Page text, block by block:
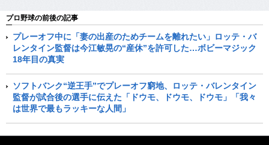
プロ野球の前後の記事
プレーオフ中に「妻の出産のためチームを離れたい」ロッテ・バ
レンタイン監督は今江敏晃の“産休”を許可した…ボビーマジック
18年目の真実
ソフトバンク“逆王手”でプレーオフ窮地、ロッテ・バレンタイン
監督が試合後の選手に伝えた「ドウモ、ドウモ、ドウモ」「我々
は世界で最もラッキーな人間」